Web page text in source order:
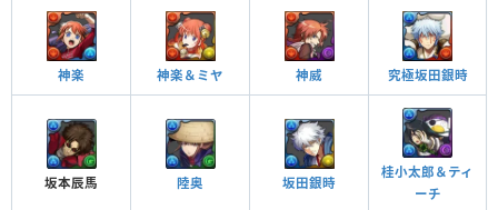
神楽 神楽＆ミヤ 神威 究極坂田銀時
坂本辰馬 陸奥 坂田銀時
桂小太郎＆ティ
ーチ